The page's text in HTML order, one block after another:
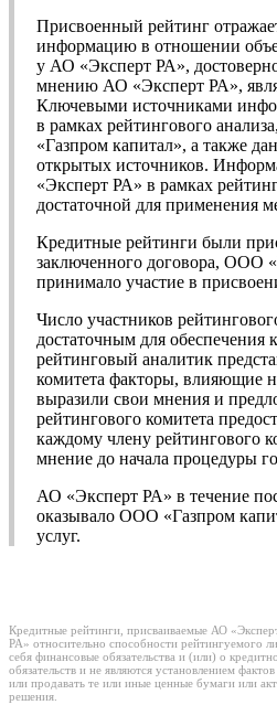
Присвоенный рейтинг
информацию в отношении
у АО «Эксперт РА»,
мнению АО «Эксперт РА»,
Ключевыми источниками
в рамках рейтингового
«Газпром капитал», а также
открытых источников.
«Эксперт РА» в рамках
достаточной для применения
Кредитные рейтинги были
заключенного договора, ООО
принимало участие в
Число участников
достаточным для
рейтинговый аналитик
комитета факторы, влияющие
выразили свои мнения и
рейтингового комитета
каждому члену рейтингового
мнение до начала процедуры
АО «Эксперт РА» в течение
оказывало ООО «Газпром
услуг.
Кредитные рейтинги, присваиваемые АО
РА» относительно способности рейтингуемого
себя финансовые обязательства и (или) о
обязательств и не являются установлением
или продавать те или иные ценные бумаги или
решения.